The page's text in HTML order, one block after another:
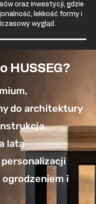
oraz inwestycji, gdzie
lekkość formy i
wygląd.
HUSSEG?
do architektury
lata
i